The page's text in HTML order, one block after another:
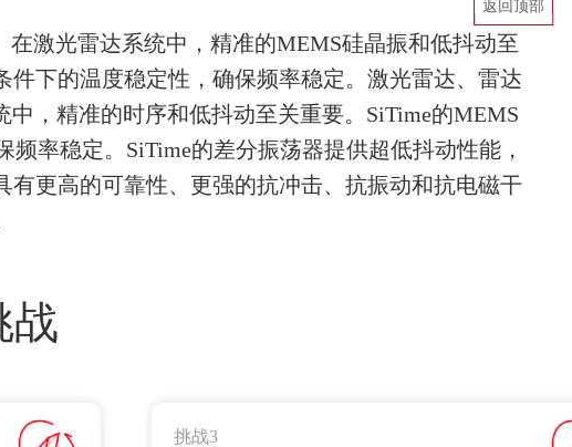
激光雷达系统中，精准的MEMS硅晶振和低抖动至
件下的温度稳定性，确保频率稳定。激光雷达、雷达
，精准的时序和低抖动至关重要。SiTime的MEMS
频率稳定。SiTime的差分振荡器提供超低抖动性能，
更高的可靠性、更强的抗冲击、抗振动和抗电磁干
战
挑战3
返回顶部